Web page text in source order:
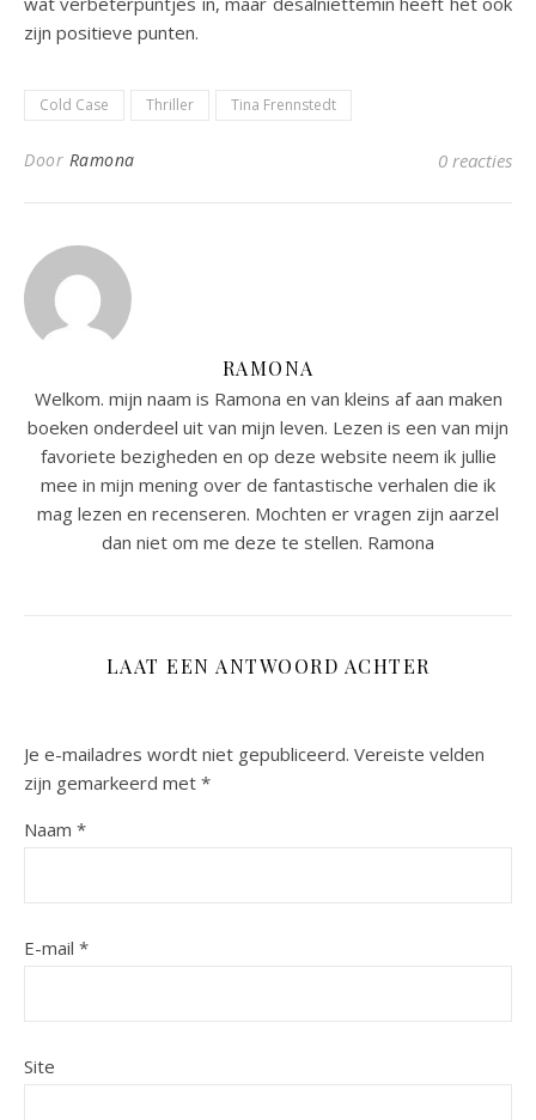
zijn positieve punten.
Cold Case Thriller Tina Frennstedt
Door Ramona 0 reacties
RAMONA
Welkom. mijn naam is Ramona en van kleins af aan maken
boeken onderdeel uit van mijn leven. Lezen is een van mijn
favoriete bezigheden en op deze website neem ik jullie
mee in mijn mening over de fantastische verhalen die ik
mag lezen en recenseren. Mochten er vragen zijn aarzel
dan niet om me deze te stellen. Ramona
LAAT EEN ANTWOORD ACHTER
Je e-mailadres wordt niet gepubliceerd. Vereiste velden
zijn gemarkeerd met *
Naam *
E-mail *
Site